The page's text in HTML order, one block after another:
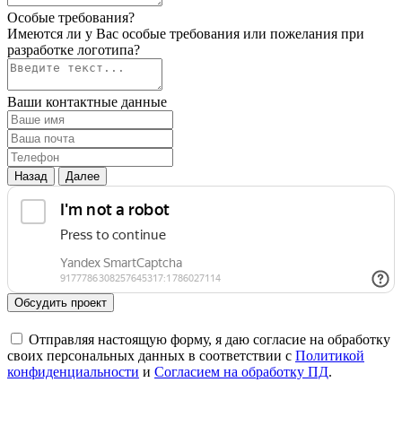
Особые требования?
Имеются ли у Вас особые требования или пожелания при
разработке логотипа?
Ваши контактные данные
Назад Далее
Обсудить проект
Отправляя настоящую форму, я даю согласие на обработку
своих персональных данных в соответствии с Политикой
конфиденциальности и Согласием на обработку ПД.